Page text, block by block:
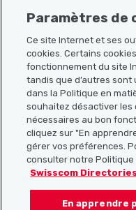
Plan du site
Liens utiles
Télécharger
Paramètres de
Ce site Internet et ses
cookies. Certains
fonctionnement du site
tandis que d’autres
dans la Politique en
souhaitez désactiver les
nécessaires au bon
cliquez sur "En
gérer vos préférences.
consulter notre Politique
Swisscom
En apprendre